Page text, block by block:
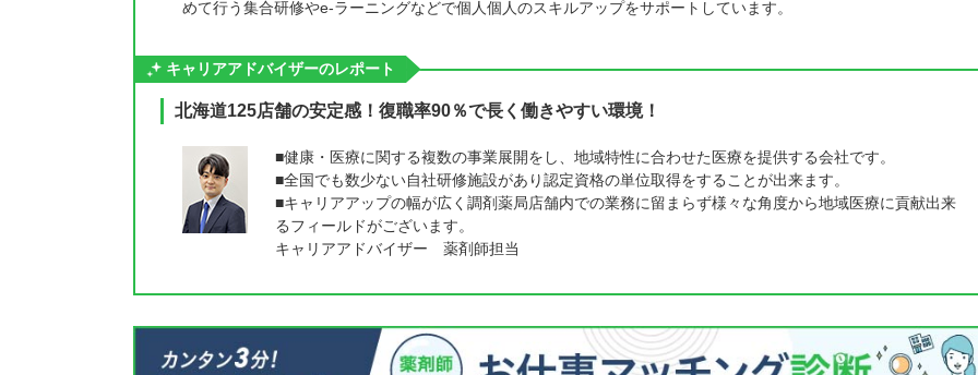
めて行う集合研修やe-ラーニングなどで個人個人のスキルアップをサポートしています。
キャリアアドバイザーのレポート
北海道125店舗の安定感！復職率90％で長く働きやすい環境！
■健康・医療に関する複数の事業展開をし、地域特性に合わせた医療を提供する会社です。
■全国でも数少ない自社研修施設があり認定資格の単位取得をすることが出来ます。
■キャリアアップの幅が広く調剤薬局店舗内での業務に留まらず様々な角度から地域医療に貢献出来
るフィールドがございます。
キャリアアドバイザー 薬剤師担当